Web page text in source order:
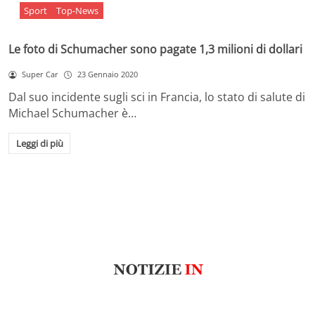
Sport Top-News
Le foto di Schumacher sono pagate 1,3 milioni di dollari
Super Car 23 Gennaio 2020
Dal suo incidente sugli sci in Francia, lo stato di salute di
Michael Schumacher è…
Leggi di più